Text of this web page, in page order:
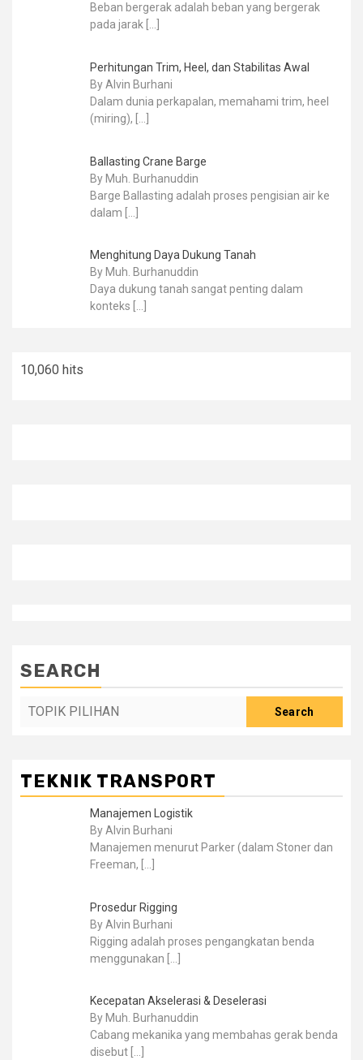
Beban bergerak adalah beban yang bergerak
pada jarak
Perhitungan Trim, Heel, dan Stabilitas Awal
By Alvin Burhani
Dalam dunia perkapalan, memahami trim, heel
(miring),
Ballasting Crane Barge
By Muh. Burhanuddin
Barge Ballasting adalah proses pengisian air ke
dalam […]
Menghitung Daya Dukung Tanah
By Muh. Burhanuddin
Daya dukung tanah sangat penting dalam
konteks
10,060 hits
SEARCH
Search
TEKNIK TRANSPORT
Manajemen Logistik
By Alvin Burhani
Manajemen menurut Parker (dalam Stoner dan
Freeman,
Prosedur Rigging
By Alvin Burhani
Rigging adalah proses pengangkatan benda
menggunakan […]
Kecepatan Akselerasi & Deselerasi
By Muh. Burhanuddin
Cabang mekanika yang membahas gerak benda
disebut […]